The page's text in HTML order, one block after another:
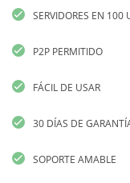
SERVIDORES EN 100
P2P PERMITIDO
FÁCIL DE USAR
30 DÍAS DE
SOPORTE AMABLE